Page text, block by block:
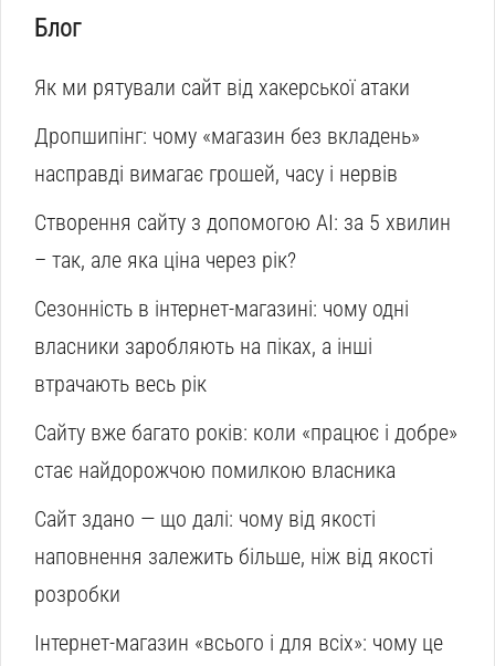
Блог
Як ми рятували сайт від хакерської атаки
Дропшипінг: чому «магазин без вкладень»
насправді вимагає грошей, часу і нервів
Створення сайту з допомогою AI: за 5 хвилин
– так, але яка ціна через рік?
Сезонність в інтернет-магазині: чому одні
власники заробляють на піках, а інші
втрачають весь рік
Сайту вже багато років: коли «працює і добре»
стає найдорожчою помилкою власника
Сайт здано — що далі: чому від якості
наповнення залежить більше, ніж від якості
розробки
Інтернет-магазин «всього і для всіх»: чому це